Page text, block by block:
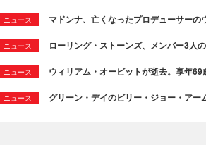
ニュース マドンナ、亡くなったプロデューサー
ニュース ローリング・ストーンズ、メンバー3人
ニュース ウィリアム・オービットが逝去。享年69
ニュース グリーン・デイのビリー・ジョー・ア